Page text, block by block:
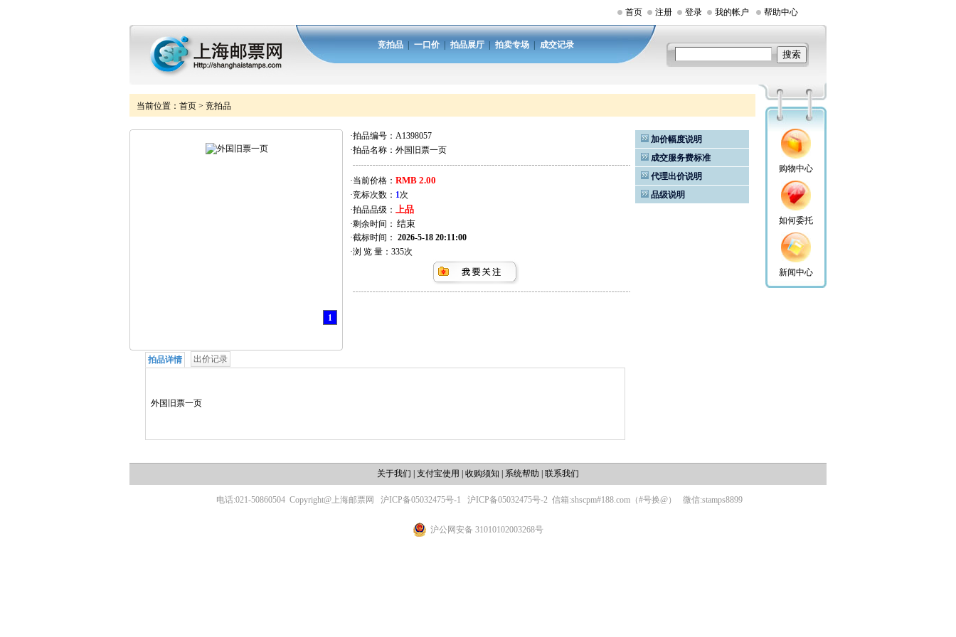
首页 注册 登录 我的帐户 帮助中心
竞拍品 一口价 拍品展厅 拍卖专场 成交记录
购物中心
如何委托
新闻中心
当前位置： 首页 > 竞拍品
1
·拍品编号： A1398057
·拍品名称： 外国旧票一页
·当前价格： RMB 2.00
·竞标次数： 1次
·拍品品级： 上品
·剩余时间：
·截标时间： 2026-5-18 20:11:00
·浏 览 量： 335次
加价幅度说明
成交服务费标准
代理出价说明
品级说明
拍品详情 出价记录
外国旧票一页
关于我们 支付宝使用 收购须知 系统帮助 联系我们
电话:021-50860504 Copyright@上海邮票网 沪ICP备05032475号-1 沪ICP备05032475号-2 信箱:shscpm#188.com（#号换@） 微信:stamps8899
沪公网安备 31010102003268号